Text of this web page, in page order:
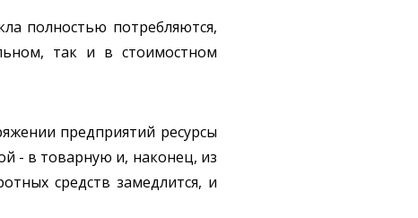
полностью потребляются,
так и в стоимостном
предприятий ресурсы
- в товарную и, наконец, из
средств замедлится, и